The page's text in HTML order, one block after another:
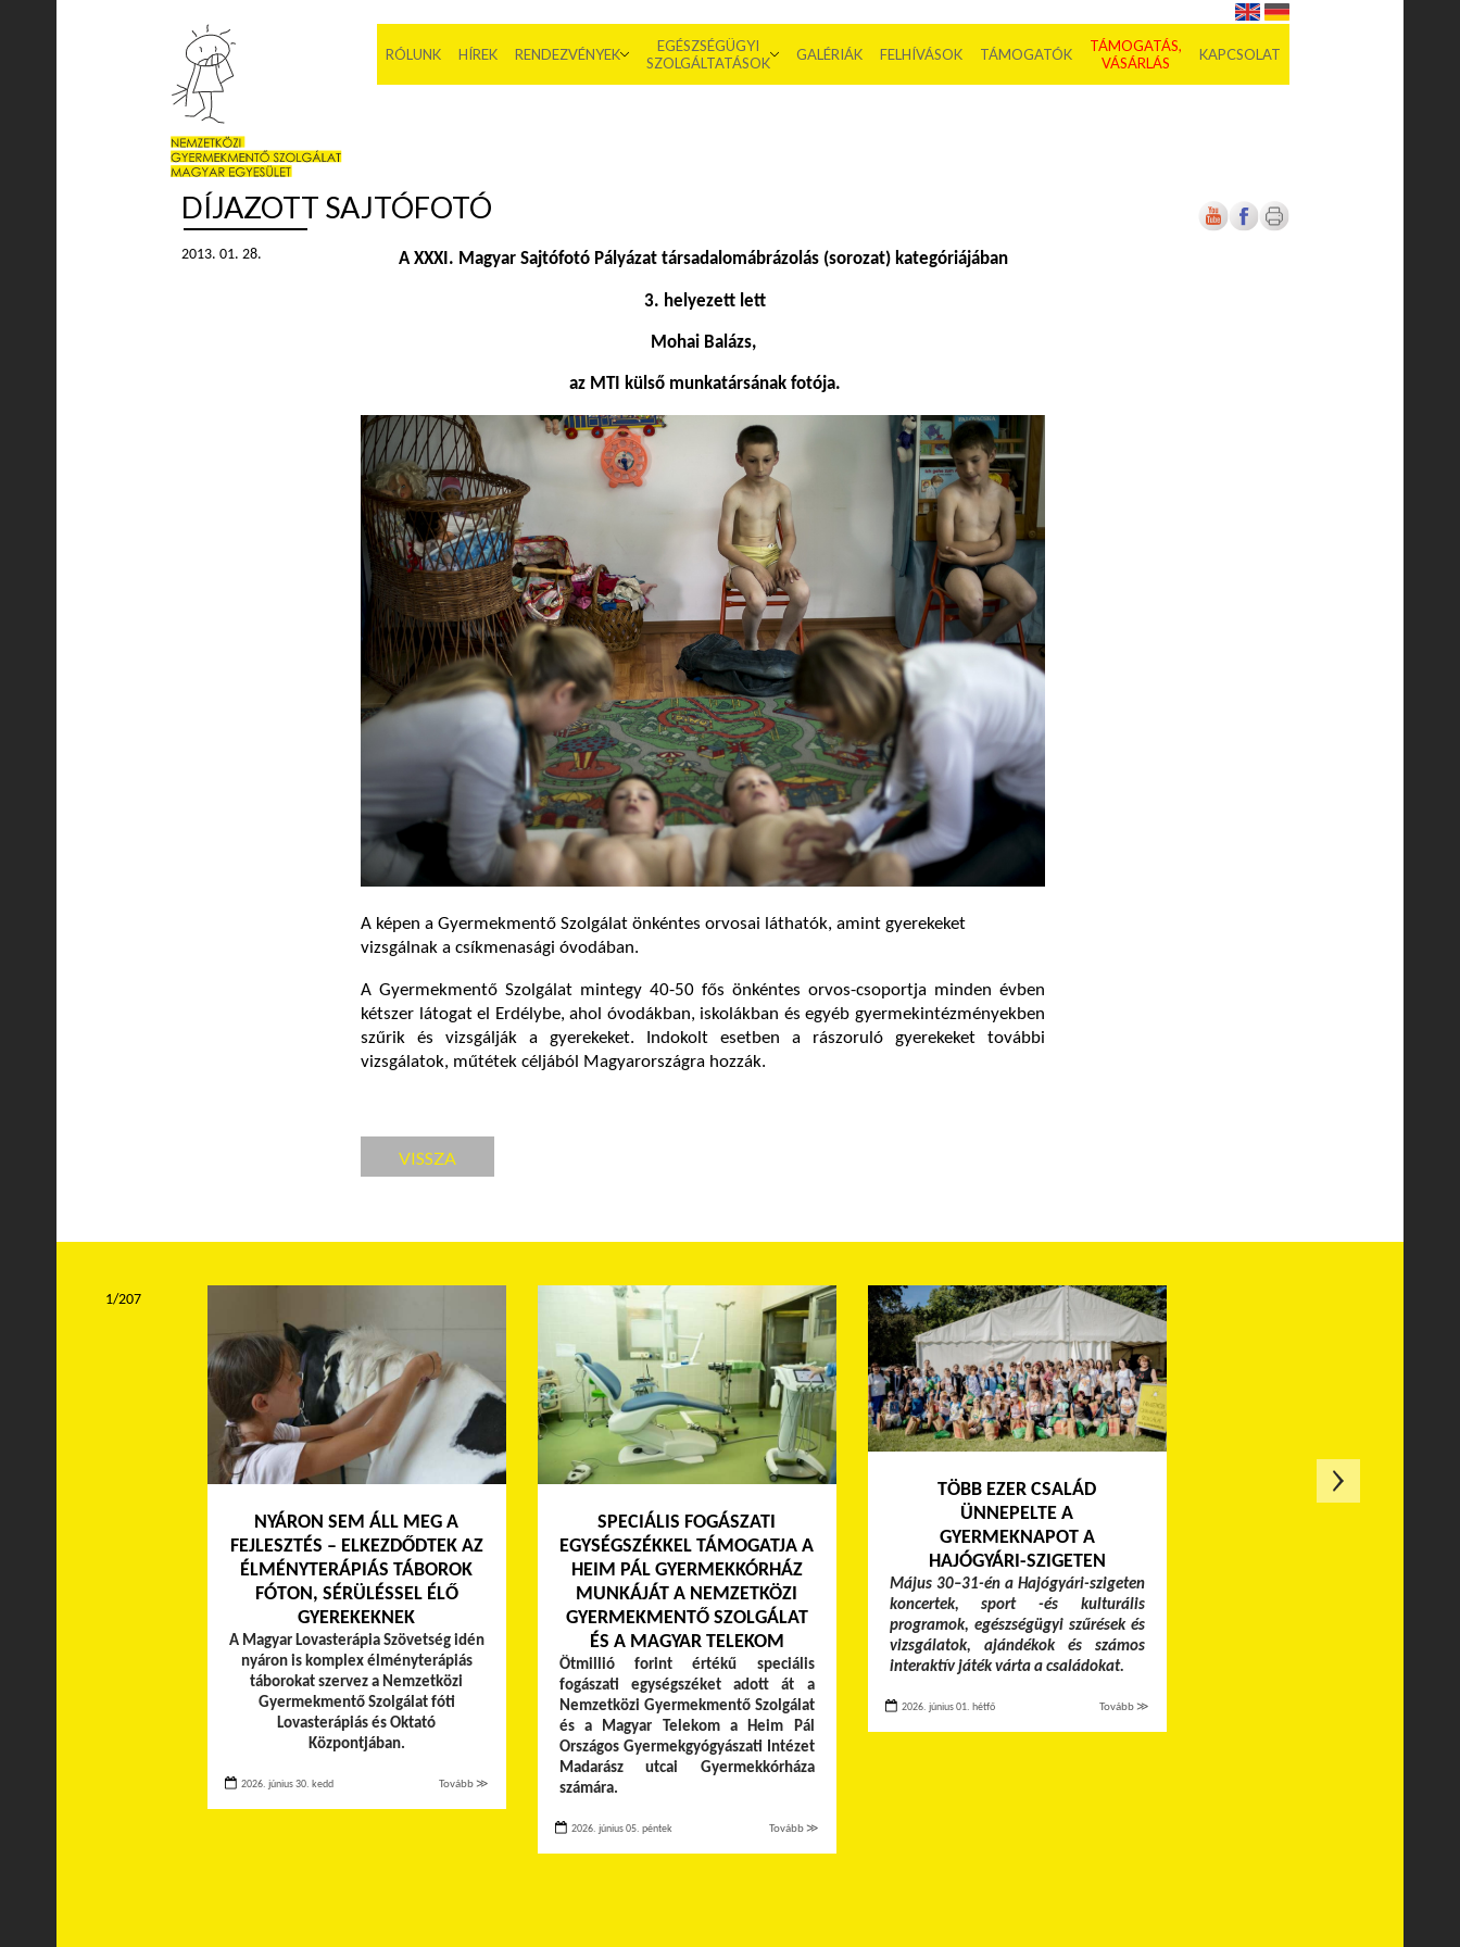
RÓLUNK HÍREK RENDEZVÉNYEK
EGÉSZSÉGÜGYI
SZOLGÁLTATÁSOK
GALÉRIÁK FELHÍVÁSOK TÁMOGATÓK
TÁMOGATÁS,
VÁSÁRLÁS
KAPCSOLAT
DÍJAZOTT SAJTÓFOTÓ
2013. 01. 28. A XXXI. Magyar Sajtófotó Pályázat társadalomábrázolás (sorozat) kategóriájában
3. helyezett lett
Mohai Balázs,
az MTI külső munkatársának fotója.
A képen a Gyermekmentő Szolgálat önkéntes orvosai láthatók, amint gyerekeket
vizsgálnak a csíkmenasági óvodában.
A Gyermekmentő Szolgálat mintegy 40-50 fős önkéntes orvos-csoportja minden évben
kétszer látogat el Erdélybe, ahol óvodákban, iskolákban és egyéb gyermekintézményekben
szűrik és vizsgálják a gyerekeket. Indokolt esetben a rászoruló gyerekeket további
vizsgálatok, műtétek céljából Magyarországra hozzák.
VISSZA
NYÁRON SEM ÁLL MEG A
FEJLESZTÉS – ELKEZDŐDTEK AZ
ÉLMÉNYTERÁPIÁS TÁBOROK
FÓTON, SÉRÜLÉSSEL ÉLŐ
GYEREKEKNEK
A Magyar Lovasterápia Szövetség idén
nyáron is komplex élményterápiás
táborokat szervez a Nemzetközi
Gyermekmentő Szolgálat fóti
Lovasterápiás és Oktató
Központjában.
2026. június 30. kedd Tovább ≫
SPECIÁLIS FOGÁSZATI
EGYSÉGSZÉKKEL TÁMOGATJA A
HEIM PÁL GYERMEKKÓRHÁZ
MUNKÁJÁT A NEMZETKÖZI
GYERMEKMENTŐ SZOLGÁLAT
ÉS A MAGYAR TELEKOM
Ötmillió forint értékű speciális
fogászati egységszéket adott át a
Nemzetközi Gyermekmentő Szolgálat
és a Magyar Telekom a Heim Pál
Országos Gyermekgyógyászati Intézet
Madarász utcai Gyermekkórháza
számára.
2026. június 05. péntek Tovább ≫
TÖBB EZER CSALÁD
ÜNNEPELTE A
GYERMEKNAPOT A
HAJÓGYÁRI-SZIGETEN
Május 30–31-én a Hajógyári-szigeten
koncertek, sport -és kulturális
programok, egészségügyi szűrések és
vizsgálatok, ajándékok és számos
interaktív játék várta a családokat.
2026. június 01. hétfő Tovább ≫
1/207